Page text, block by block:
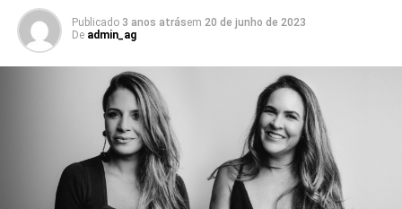
Publicado 3 anos atrásem 20 de junho de 2023
De admin_ag